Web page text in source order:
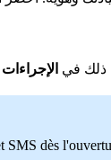
ذلك في الإجراءات
dès